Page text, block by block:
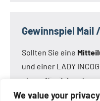
We value your privacy
Gewinnspiel Mail
Sollten Sie eine
und einer LADY
einem 15 x 3,3 cm
oder was immer den